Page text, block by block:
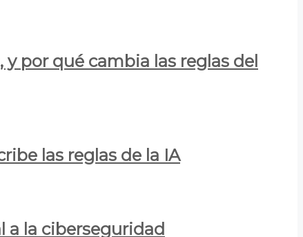
por qué cambia las reglas del
las reglas de la IA
a la ciberseguridad